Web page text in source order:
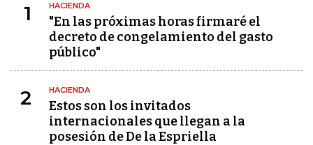
1 HACIENDA
"En las próximas horas firmaré el
decreto de congelamiento del gasto
público"
2 HACIENDA
Estos son los invitados
internacionales que llegan a la
posesión de De la Espriella